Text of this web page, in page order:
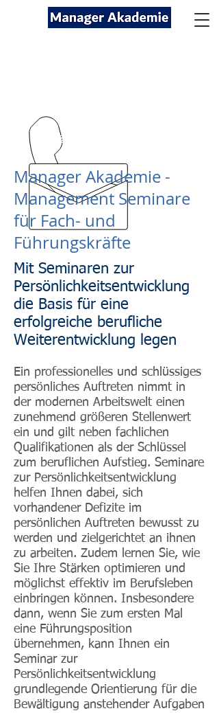
kontakt@managerakademie.com
Manager Akademie -
Management Seminare
für Fach- und
Führungskräfte
Mit Seminaren zur
Persönlichkeitsentwicklung
die Basis für eine
erfolgreiche berufliche
Weiterentwicklung legen
Ein professionelles und schlüssiges
persönliches Auftreten nimmt in
der modernen Arbeitswelt einen
zunehmend größeren Stellenwert
ein und gilt neben fachlichen
Qualifikationen als der Schlüssel
zum beruflichen Aufstieg. Seminare
zur Persönlichkeitsentwicklung
helfen Ihnen dabei, sich
vorhandener Defizite im
persönlichen Auftreten bewusst zu
werden und zielgerichtet an ihnen
zu arbeiten. Zudem lernen Sie, wie
Sie Ihre Stärken optimieren und
möglichst effektiv im Berufsleben
einbringen können. Insbesondere
dann, wenn Sie zum ersten Mal
eine Führungsposition
übernehmen, kann Ihnen ein
Seminar zur
Persönlichkeitsentwicklung
grundlegende Orientierung für die
Bewältigung anstehender Aufgaben